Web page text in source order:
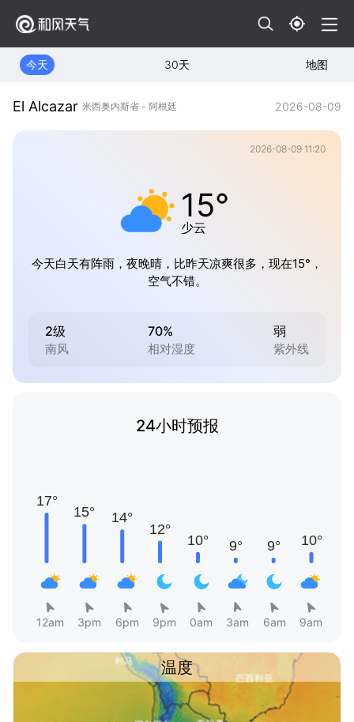
今天 30天 地图
El Alcazar 米西奥内斯省 - 阿根廷 2026-08-09
2026-08-09 11:20
15°
少云
今天白天有阵雨，夜晚晴，比昨天凉爽很多，现在15°，
空气不错。
2级
南风
70%
相对湿度
弱
紫外线
24小时预报
12am 3pm 6pm 9pm 0am 3am 6am 9am
温度